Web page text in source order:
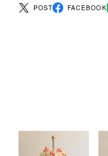
POST FACEBOOK